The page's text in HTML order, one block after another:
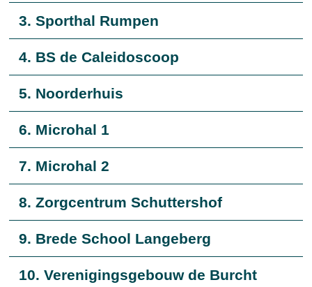
3. Sporthal Rumpen
4. BS de Caleidoscoop
5. Noorderhuis
6. Microhal 1
7. Microhal 2
8. Zorgcentrum Schuttershof
9. Brede School Langeberg
10. Verenigingsgebouw de Burcht